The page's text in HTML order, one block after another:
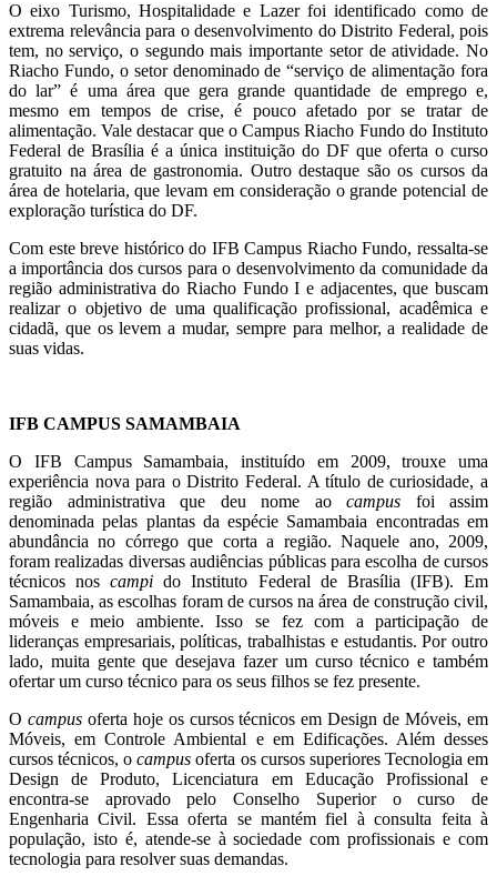
O eixo Turismo, Hospitalidade e Lazer foi identificado como de
extrema relevância para o desenvolvimento do Distrito Federal, pois
tem, no serviço, o segundo mais importante setor de atividade. No
Riacho Fundo, o setor denominado de “serviço de alimentação fora
do lar” é uma área que gera grande quantidade de emprego e,
mesmo em tempos de crise, é pouco afetado por se tratar de
alimentação. Vale destacar que o Campus Riacho Fundo do Instituto
Federal de Brasília é a única instituição do DF que oferta o curso
gratuito na área de gastronomia. Outro destaque são os cursos da
área de hotelaria, que levam em consideração o grande potencial de
exploração turística do DF.
Com este breve histórico do IFB Campus Riacho Fundo, ressalta-se
a importância dos cursos para o desenvolvimento da comunidade da
região administrativa do Riacho Fundo I e adjacentes, que buscam
realizar o objetivo de uma qualificação profissional, acadêmica e
cidadã, que os levem a mudar, sempre para melhor, a realidade de
suas vidas.
IFB CAMPUS SAMAMBAIA
O IFB Campus Samambaia, instituído em 2009, trouxe uma
experiência nova para o Distrito Federal. A título de curiosidade, a
região administrativa que deu nome ao campus foi assim
denominada pelas plantas da espécie Samambaia encontradas em
abundância no córrego que corta a região. Naquele ano, 2009,
foram realizadas diversas audiências públicas para escolha de cursos
técnicos noscampi do Instituto Federal de Brasília (IFB). Em
Samambaia, as escolhas foram de cursos na área de construção civil,
móveis e meio ambiente. Isso se fez com a participação de
lideranças empresariais, políticas, trabalhistas e estudantis. Por outro
lado, muita gente que desejava fazer um curso técnico e também
ofertar um curso técnico para os seus filhos se fez presente.
O campusoferta hoje os cursos técnicos em Design de Móveis, em
Móveis, em Controle Ambiental e em Edificações. Além desses
cursos técnicos, ocampusoferta os cursos superiores Tecnologia em
Design de Produto, Licenciatura em Educação Profissional e
encontra-se aprovado pelo Conselho Superior o curso de
Engenharia Civil. Essa oferta se mantém fiel à consulta feita à
população, isto é, atende-se à sociedade com profissionais e com
tecnologia para resolver suas demandas.